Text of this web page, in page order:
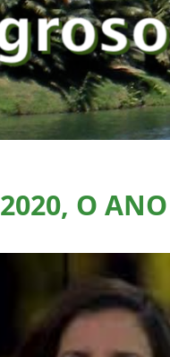
2020, O